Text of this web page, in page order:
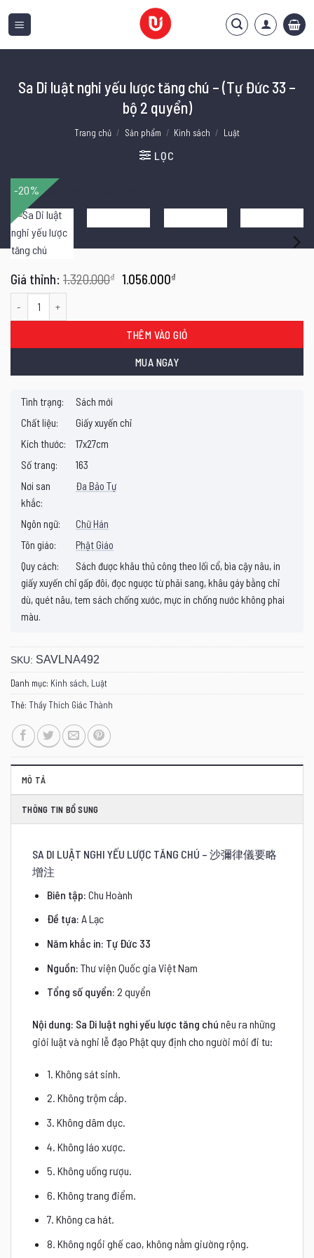
qua
Sa Di luật nghi yếu lược tăng chú – (Tự Đức 33 –
bộ 2 quyển)
Trang chủ / Sản phẩm / Kinh sách / Luật
LỌC
-20%
1.320.000₫
Giá
1.320.000₫.
1.056.000₫Giá
là:
1.056.000₫.
THÊM VÀO GIỎ
MUA NGAY
Tình trạng:
Sách mới
Chất liệu:
Giấy xuyến chỉ
Kích thước:
17x27cm
Số trang:
163
Nơi san
khắc:
Đa Bảo Tự
Ngôn ngữ:
Chữ Hán
Tôn giáo:
Phật Giáo
Quy cách:
Sách được khâu thủ công theo lối cổ, bìa cậy nâu, in
giấy xuyến chỉ gấp đôi, đọc ngược từ phải sang, khâu gáy bằng chỉ
dù, quét nâu, tem sách chống xước, mực in chống nước không phai
màu.
SKU: SAVLNA492
Danh mục: Kinh sách, Luật
Thẻ: Thầy Thích Giác Thành
MÔ TẢ
THÔNG TIN BỔ SUNG
SA DI LUẬT NGHI YẾU LƯỢC TĂNG CHÚ – 沙彌律儀要略
增注
Biên tập: Chu Hoành
Đề tựa: A Lạc
Năm khắc in: Tự Đức 33
Nguồn: Thư viện Quốc gia Việt Nam
Tổng số quyển: 2 quyển
Nội dung: Sa Di luật nghi yếu lược tăng chú nêu ra những
giới luật và nghi lễ đạo Phật quy định cho người mới đi tu:
1. Không sát sinh.
2. Không trộm cắp.
3. Không dâm dục.
4. Không láo xược.
5. Không uống rượu.
6. Không trang điểm.
7. Không ca hát.
8. Không ngồi ghế cao, không nằm giường rộng.